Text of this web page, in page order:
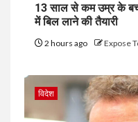
13 साल से कम उम्र के
में बिल लाने की तैयारी
2 hours ago Expose
विदेश